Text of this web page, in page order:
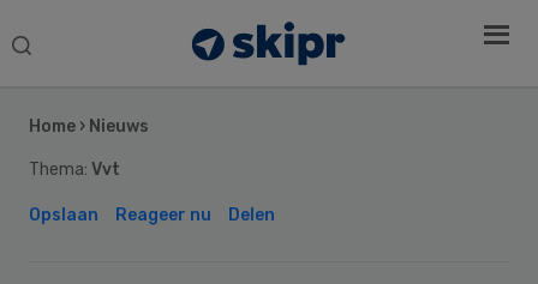
Search
Home › Nieuws
Thema: Vvt
Opslaan Reageer nu Delen
Sidebar